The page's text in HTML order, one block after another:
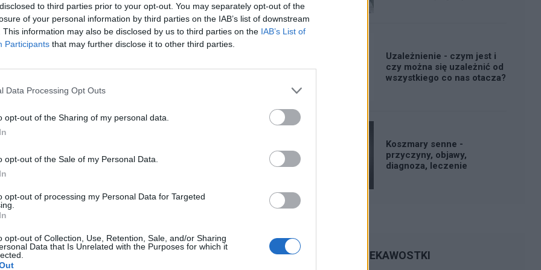
to third parties prior to your opt-out. You may separately opt-out of the
of your personal information by third parties on the IAB’s list of downstream
This information may also be disclosed by us to third parties on the IAB’s List of
Participants that may further disclose it to other third parties.
Data Processing Opt Outs
opt-out of the Sharing of my personal data.
opt-out of the Sale of my Personal Data.
opt-out of processing my Personal Data for Targeted
opt-out of Collection, Use, Retention, Sale, and/or Sharing
Data that Is Unrelated with the Purposes for which it
tu artykułów nabiorę sił aby przeczytać
A o to krótka historia mojej choroby: pierwszy epizod i
Zaburzenie Psychotyczne zmienione rok później
Tak się zaczęły czasy regularnych pobytów
(dziennych i rehabilitacyjnych) przerywane
remisje miałem blisko pięć lat! Jednak w
epizod miałem w zeszłym roku. Gdy minął, niedługo
biurowym w jednej z wiodących firm w branży
okazała się bardzo skuteczną terapią. Człowiek,
nie ma po prostu czasu na myślenie urojeniowe.
ma także oddziaływanie terapeutyczne. Na koniec
się zażywać leki zgodnie ze wskazaniami
przepisali mi je w szpitalu jak byłam na oddziale i
Linefor 0.15g 1x3 Mirtor 0.30g 1x1 Prefaxine
bo już zaczynam opadać z sił i odczuwam niemoc.
(chyba paranoidalną) w jej rodzinie 2 lata temu starszy
Narzeczona odczuwa od pół roku w losowych
w uszach" którego nie potrafi opisać. Rok temu
była lubiana w pracy bo znałem część tych osób).
podsłuchiwania jej telefonu (czy tak się da i czy
GPS telefonu, co wzbudziło moje obawy. Później
o smaku
Uzależnienie - czym jest i
czy można się uzależnić od
wszystkiego co nas otacza?
Koszmary senne -
przyczyny, objawy,
diagnoza, leczenie
CIEKAWOSTKI